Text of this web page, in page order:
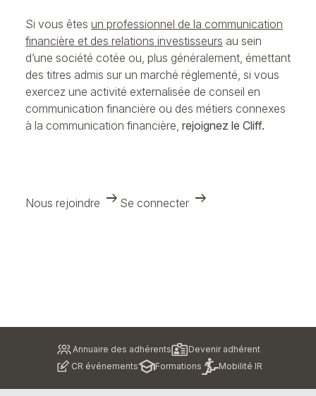
Si vous êtes un professionnel de la communication
financière et des relations investisseurs au sein
d’une société cotée ou, plus généralement, émettant
des titres admis sur un marché réglementé, si vous
exercez une activité externalisée de conseil en
communication financière ou des métiers connexes
à la communication financière, rejoignez le Cliff.
Nous rejoindre arrow_right_alt Se connecter arrow_right_alt
Annuaire des adhérents
Devenir adhérent
CR événements
Formations Mobilité IR